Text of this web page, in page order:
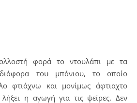
του μπάνιου, το οποίο
φτιάχνω και μονίμως άφτιαχτο
λήξει η αγωγή για τις ψείρες. Δεν